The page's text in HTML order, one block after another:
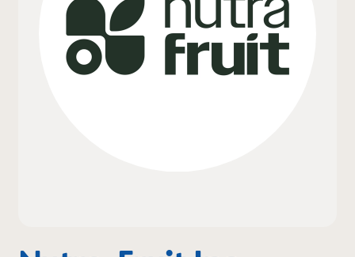
Restaurants
Institutions